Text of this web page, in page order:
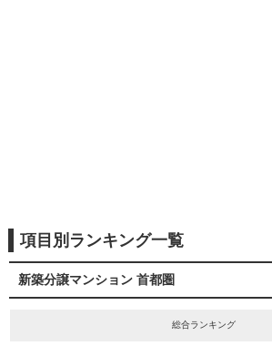
項目別ランキング一覧
新築分譲マンション 首都圏
総合ランキング